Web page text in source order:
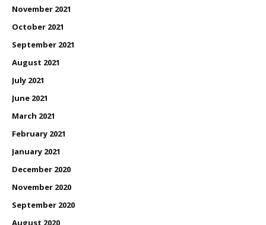
November 2021
October 2021
September 2021
August 2021
July 2021
June 2021
March 2021
February 2021
January 2021
December 2020
November 2020
September 2020
August 2020